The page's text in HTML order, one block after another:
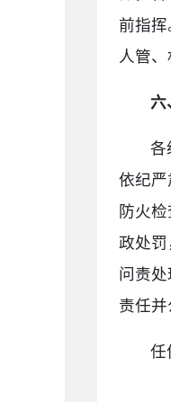
前指
人管
六
各
依纪
防火
政处
问责
责任并
任